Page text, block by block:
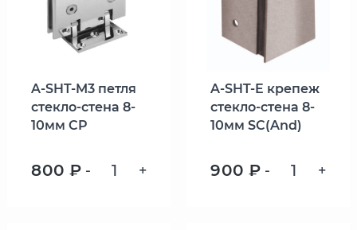
A-SHT-M3 петля
стекло-стена 8-
10мм CP
800 ₽ - +
A-SHT-E крепеж
стекло-стена 8-
10мм SC(And)
900 ₽ - +